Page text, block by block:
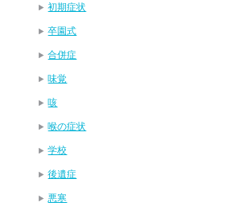
初期症状
卒園式
合併症
味覚
咳
喉の症状
学校
後遺症
悪寒